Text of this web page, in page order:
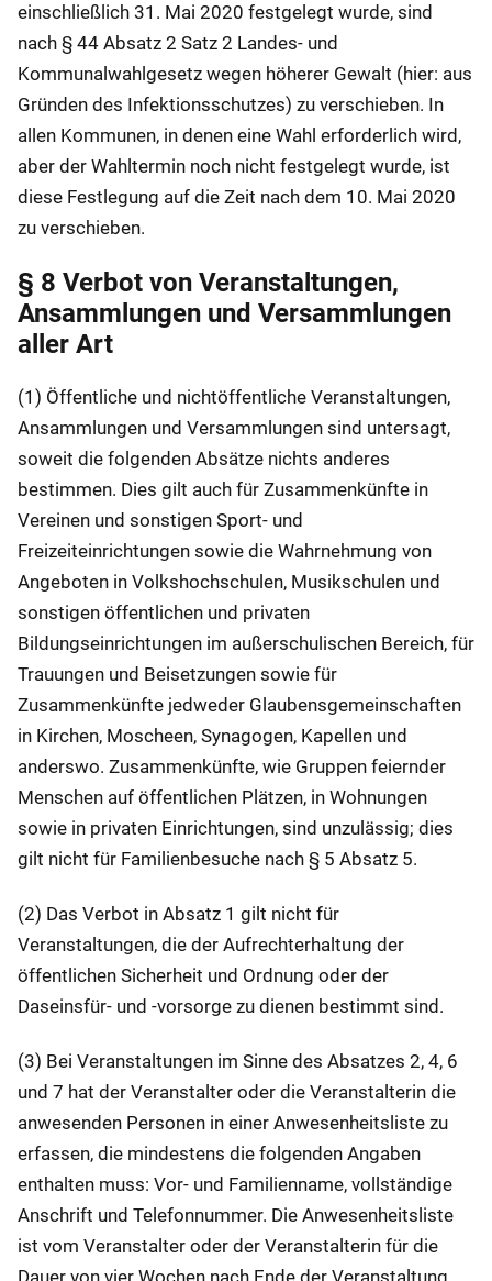
einschließlich 31. Mai 2020 festgelegt wurde, sind
nach § 44 Absatz 2 Satz 2 Landes- und
Kommunalwahlgesetz wegen höherer Gewalt (hier: aus
Gründen des Infektionsschutzes) zu verschieben. In
allen Kommunen, in denen eine Wahl erforderlich wird,
aber der Wahltermin noch nicht festgelegt wurde, ist
diese Festlegung auf die Zeit nach dem 10. Mai 2020
zu verschieben.
§ 8 Verbot von Veranstaltungen,
Ansammlungen und Versammlungen
aller Art
(1) Öffentliche und nichtöffentliche Veranstaltungen,
Ansammlungen und Versammlungen sind untersagt,
soweit die folgenden Absätze nichts anderes
bestimmen. Dies gilt auch für Zusammenkünfte in
Vereinen und sonstigen Sport- und
Freizeiteinrichtungen sowie die Wahrnehmung von
Angeboten in Volkshochschulen, Musikschulen und
sonstigen öffentlichen und privaten
Bildungseinrichtungen im außerschulischen Bereich, für
Trauungen und Beisetzungen sowie für
Zusammenkünfte jedweder Glaubensgemeinschaften
in Kirchen, Moscheen, Synagogen, Kapellen und
anderswo. Zusammenkünfte, wie Gruppen feiernder
Menschen auf öffentlichen Plätzen, in Wohnungen
sowie in privaten Einrichtungen, sind unzulässig; dies
gilt nicht für Familienbesuche nach § 5 Absatz 5.
(2) Das Verbot in Absatz 1 gilt nicht für
Veranstaltungen, die der Aufrechterhaltung der
öffentlichen Sicherheit und Ordnung oder der
Daseinsfür- und -vorsorge zu dienen bestimmt sind.
(3) Bei Veranstaltungen im Sinne des Absatzes 2, 4, 6
und 7 hat der Veranstalter oder die Veranstalterin die
anwesenden Personen in einer Anwesenheitsliste zu
erfassen, die mindestens die folgenden Angaben
enthalten muss: Vor- und Familienname, vollständige
Anschrift und Telefonnummer. Die Anwesenheitsliste
ist vom Veranstalter oder der Veranstalterin für die